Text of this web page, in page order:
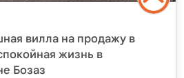
вилла на продажу в
жизнь в
Бозаз